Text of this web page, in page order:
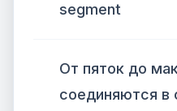
segment
От пяток до
соединяются в